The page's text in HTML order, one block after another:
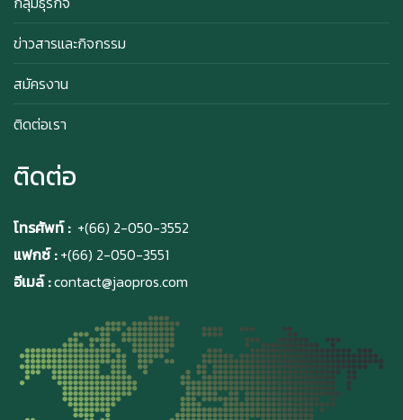
ข่าวสารและกิจกรรม
สมัครงาน
ติดต่อเรา
ติดต่อ
โทรศัพท์ : +(66) 2-050-3552
แฟกซ์ :+(66) 2-050-3551
อีเมล์ :contact@jaopros.com